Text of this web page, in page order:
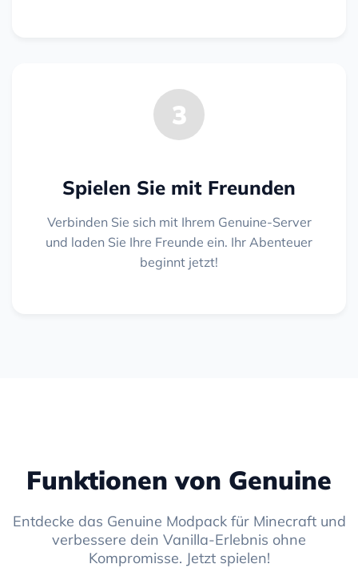
3
Spielen Sie mit Freunden
Verbinden Sie sich mit Ihrem Genuine-Server
und laden Sie Ihre Freunde ein. Ihr Abenteuer
beginnt jetzt!
Funktionen von Genuine
Entdecke das Genuine Modpack für Minecraft und
verbessere dein Vanilla-Erlebnis ohne
Kompromisse. Jetzt spielen!